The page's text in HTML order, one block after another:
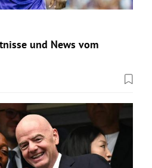
und News vom